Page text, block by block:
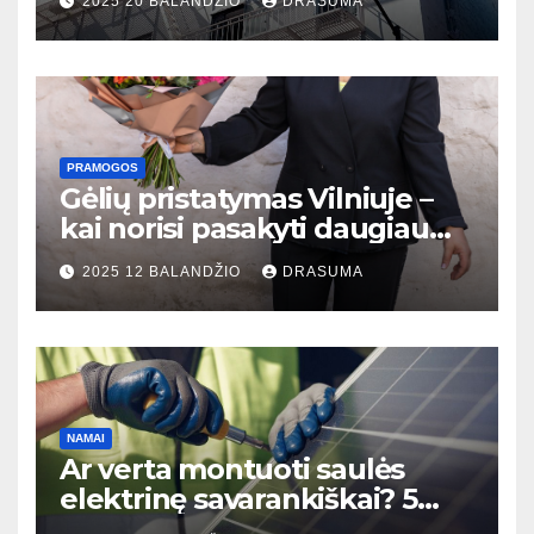
gerovę
PRAMOGOS
Gėlių pristatymas Vilniuje –
kai norisi pasakyti daugiau
nei žodžiais
2025 12 BALANDŽIO DRASUMA
NAMAI
Ar verta montuoti saulės
elektrinę savarankiškai? 5